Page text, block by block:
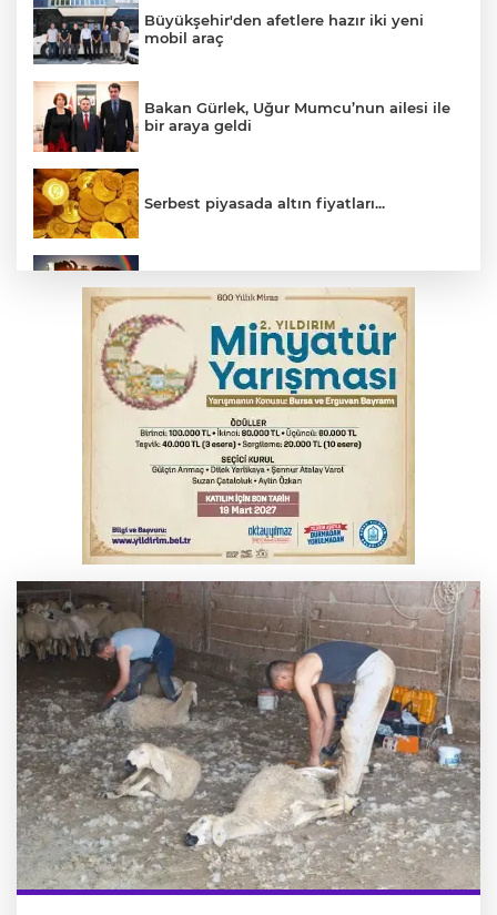
Büyükşehir'den afetlere hazır iki yeni
mobil araç
Bakan Gürlek, Uğur Mumcu’nun ailesi ile
bir araya geldi
Serbest piyasada altın fiyatları...
Bursa’da bugün hava nasıl olacak?
Osmangazi’de iş arayanlara destek
Yargıtay’dan primle çalışanlara müjde
YENİ Parti Genel Başkanı Özel'den
Çerçeve Yasa yorumu